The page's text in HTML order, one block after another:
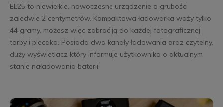
EL25 to niewielkie, nowoczesne urządzenie o grubości
zaledwie 2 centymetrów. Kompaktowa ładowarka waży tylko
44 gramy, możesz więc zabrać ją do każdej fotograficznej
torby i plecaka. Posiada dwa kanały ładowania oraz czytelny,
duży wyświetlacz który informuje użytkownika o aktualnym
stanie naładowania baterii.